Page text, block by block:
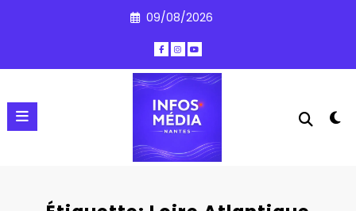
09/08/2026